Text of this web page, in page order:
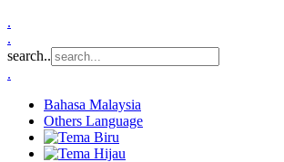
.
.
search..
.
Bahasa Malaysia
Others Language